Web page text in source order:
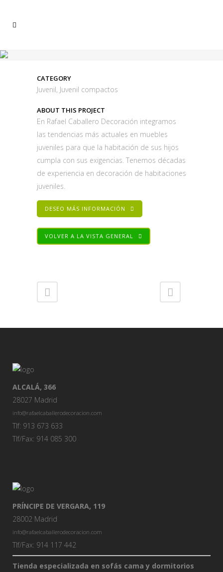
CATEGORY
Juvenil, Juvenil compactos
ABOUT THIS PROJECT
En Rafael Caballero Decoración integramos
las tendencias más actuales en muebles
juveniles para que la habitación de sus hijos
cumpla con sus exigencias. Tenemos décadas
de experiencia en decoración de habitaciones
juveniles.
DESEO MÁS INFORMACIÓN
VOLVER A LA VISTA GENERAL
ALCALÁ, 366
28027 Madrid
info@rafaelcaballerodecoracion.com
Tlf: 913 673 633
Tlf/Fax: 914 085 300
PRÍNCIPE DE VERGARA, 119
28002 Madrid
info@rafaelcaballerodecoracion.com
Tlf/Fax: 914 117 442
Tienda especializada en sofás cama y dormitorios